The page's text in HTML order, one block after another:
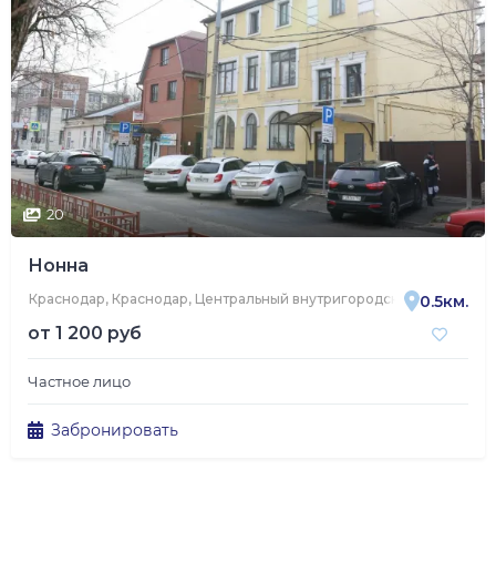
20
Нонна
Краснодар, Краснодар, Центральный внутригородской округ,
0.5км.
от 1 200 руб
Частное лицо
Забронировать